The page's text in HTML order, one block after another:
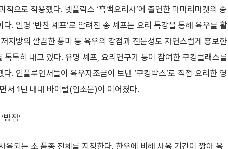
으로 작용했다. 넷플릭스 ‘흑백요리사’에 출연한 마마리마켓의 송
. 일명 ‘반찬 셰프’로 알려진 송 셰프는 요리 특강을 통해 육우를 활
지방의 깔끔한 풍미 등 육우의 강점과 전문성도 자연스럽게 홍보한
톡톡히 내고 있다. 유명 셰프, 요리연구가 등이 참여한 쿠킹클래스를
. 인플루언서들이 육우자조금이 보낸 ‘쿠킹박스’로 직접 요리한 영
서 1년 내내 바이럴(입소문)이 이어졌다.
점’
되는 소 품종 전체를 지칭한다. 한우에 비해 사육 기간이 짧아 육